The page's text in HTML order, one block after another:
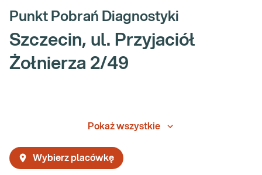
Punkt Pobrań Diagnostyki
Szczecin, ul. Przyjaciół
Żołnierza 2/49
Pokaż wszystkie
Wybierz placówkę